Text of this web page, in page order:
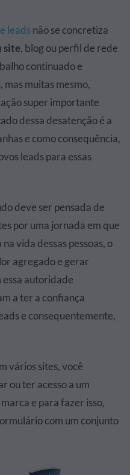
leadsnão se concretiza
site, blog ou perfil de rede
continuado e
muitas mesmo,
super importante
dessa desatenção é a
e como consequência,
leads para essas
deve ser pensada de
por uma jornada em que
vida dessas pessoas, o
agregado e gerar
autoridade
a ter a confiança
e consequentemente,
vários sites, você
ou ter acesso a um
e para fazer isso,
com um conjunto